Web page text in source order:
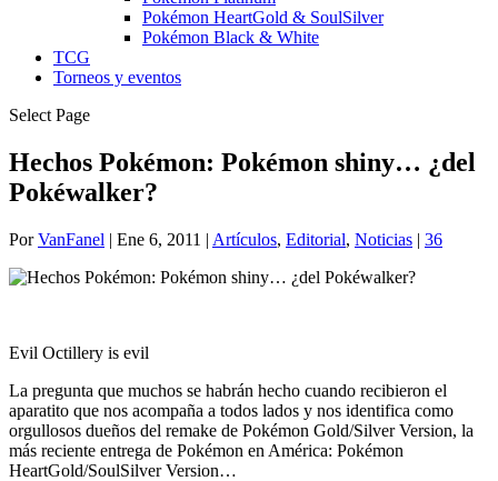
Pokémon HeartGold & SoulSilver
Pokémon Black & White
TCG
Torneos y eventos
Select Page
Hechos Pokémon: Pokémon shiny… ¿del
Pokéwalker?
PorVanFanel | Ene 6, 2011 | Artículos, Editorial, Noticias | 36
Evil Octillery is evil
La pregunta que muchos se habrán hecho cuando recibieron el
aparatito que nos acompaña a todos lados y nos identifica como
orgullosos dueños del remake de Pokémon Gold/Silver Version, la
más reciente entrega de Pokémon en América: Pokémon
HeartGold/SoulSilver Version…